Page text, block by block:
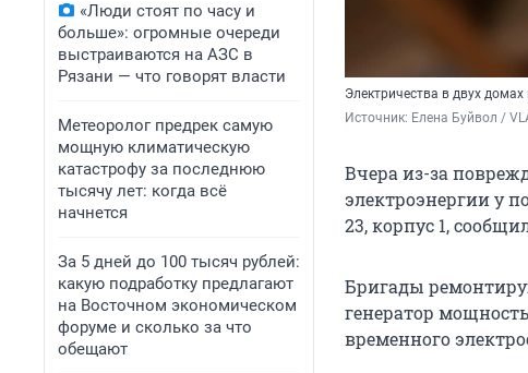
«Люди стоят по часу и
больше»: огромные очереди
выстраиваются на АЗС в
Рязани — что говорят власти
Метеоролог предрек самую
мощную климатическую
катастрофу за последнюю
тысячу лет: когда всё
начнется
За 5 дней до 100 тысяч рублей:
какую подработку предлагают
на Восточном экономическом
форуме и сколько за что
обещают
Электричества в двух
Источник: Елена Буйвол /
Вчера из-за
электроэнергии у
23, корпус 1,
Бригады
генератор
временного